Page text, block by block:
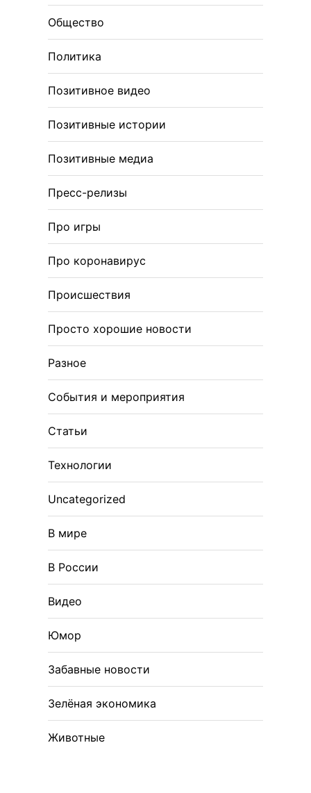
Общество
Политика
Позитивное видео
Позитивные истории
Позитивные медиа
Пресс-релизы
Про игры
Про коронавирус
Происшествия
Просто хорошие новости
Разное
События и мероприятия
Статьи
Технологии
Uncategorized
В мире
В России
Видео
Юмор
Забавные новости
Зелёная экономика
Животные